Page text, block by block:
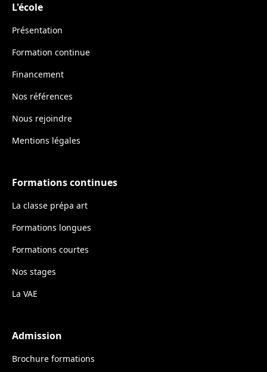
L'école
Présentation
Formation continue
Financement
Nos références
Nous rejoindre
Mentions légales
Formations continues
La classe prépa art
Formations longues
Formations courtes
Nos stages
La VAE
Admission
Brochure formations